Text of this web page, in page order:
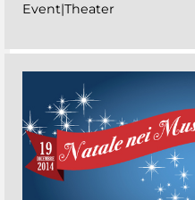
Event|Theater